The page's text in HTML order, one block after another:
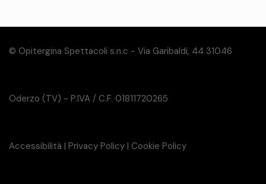
© Opitergina Spettacoli s.n.c - Via Garibaldi, 44 31046
Oderzo (TV) - P.IVA / C.F. 01811720265
Accessibilità | Privacy Policy | Cookie Policy